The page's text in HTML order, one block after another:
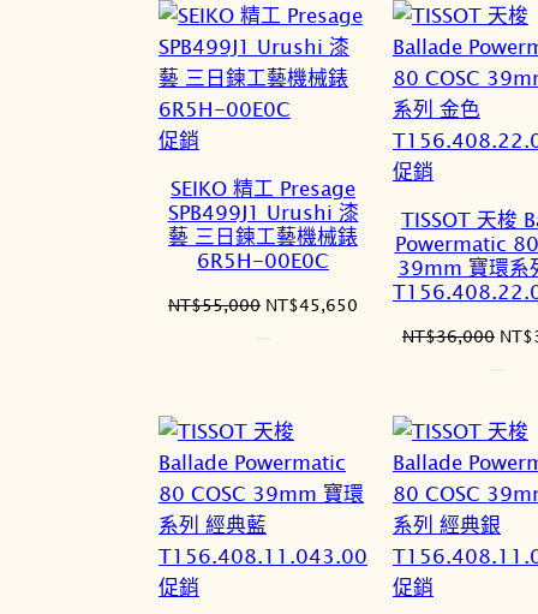
NT$36,000。NT$31,680。
促銷
商
品
SEIKO 精工 Presage
SPB499J1 Urushi 漆
藝 三日鍊工藝機械錶
6R5H-00E0C
NT$55,000 原
NT$45,650
促銷
商
品
TISSOT 天梭
Powermatic
39mm 寶環系
NT$36,000 原
NT$
促銷 促銷